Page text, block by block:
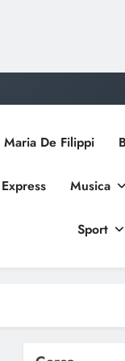
De Filippi
Musica
Sport